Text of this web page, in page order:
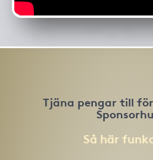
Tjäna pengar till
Så här